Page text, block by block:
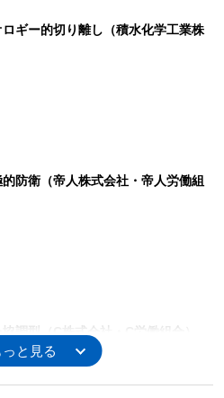
ギー的切り離し（積水化学工業株
防衛（帝人株式会社・帝人労働組
調型（C株式会社・C労働組合）